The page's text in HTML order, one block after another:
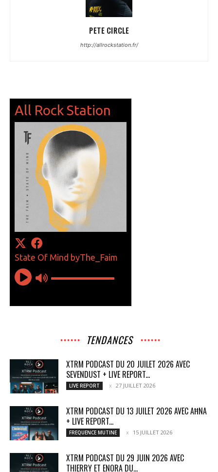
PETE CIRCLE
http://allrockstation.fr/
TENDANCES
XTRM PODCAST DU 20 JUILET 2026 AVEC
SEVENDUST + LIVE REPORT...
LIVE REPORT 27 JUILLET 2026
XTRM PODCAST DU 13 JUILET 2026 AVEC AĦNA
+ LIVE REPORT...
FREQUENCE MUTINE 15 JUILLET 2026
XTRM PODCAST DU 29 JUIN 2026 AVEC
THIERRY ET ENORA DU...